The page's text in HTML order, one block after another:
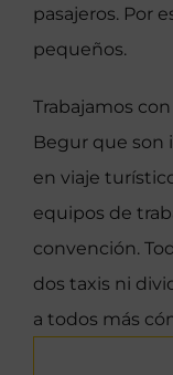
pasajeros. Por
pequeños.
Trabajamos
Begur que son
en viaje
equipos de
convención.
dos taxis ni
a todos más